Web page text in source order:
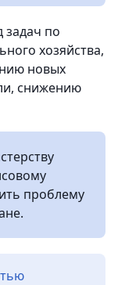
задач по
хозяйства,
новых
снижению
проблему